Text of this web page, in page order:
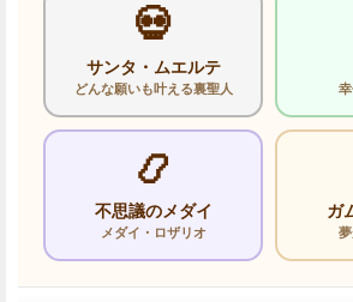
💀
サンタ・ムエルテ
どんな願いも叶える裏聖人
📿
不思議のメダイ
メダイ・ロザリオ
ガ